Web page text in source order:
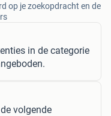
op je zoekopdracht en de
in de categorie
de volgende